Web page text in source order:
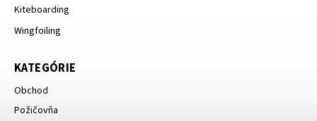
Kiteboarding
Wingfoiling
KATEGÓRIE
Obchod
Požičovňa